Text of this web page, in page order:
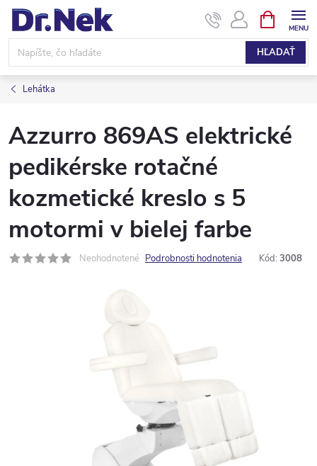
Prejsť
obsah
HĽADAŤ
KOŠÍK
Lehátka
Azzurro 869AS elektrické
pedikérske rotačné
kozmetické kreslo s 5
motormi v bielej farbe
Neohodnotené Podrobnosti hodnotenia Kód: 3008